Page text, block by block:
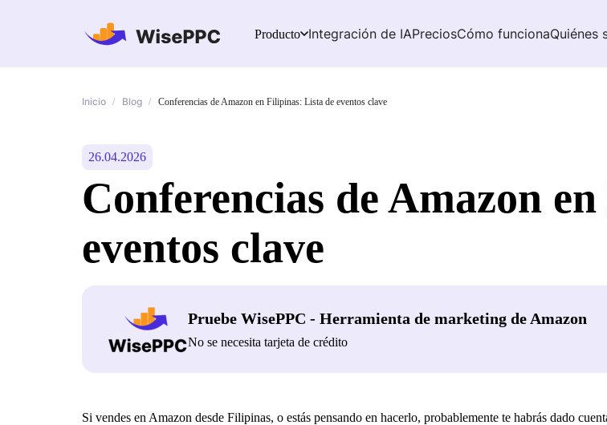
Producto Integración de IAPreciosCómo funcionaQuiénes
Inicio / Blog / Conferencias de Amazon en Filipinas: Lista de eventos clave
26.04.2026
Conferencias de Amazon
eventos clave
Pruebe WisePPC - Herramienta de marketing de Amazon
No se necesita tarjeta de crédito
Si vendes en Amazon desde Filipinas, o estás pensando en hacerlo, probablemente te habrás dado